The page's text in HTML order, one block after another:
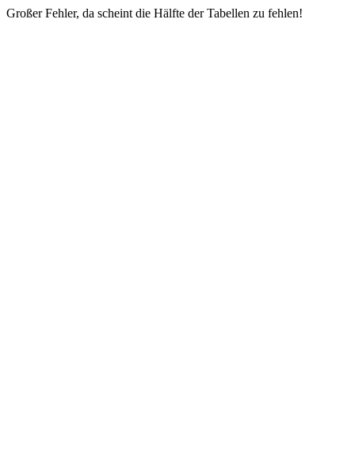
Großer Fehler, da scheint die Hälfte der Tabellen zu fehlen!